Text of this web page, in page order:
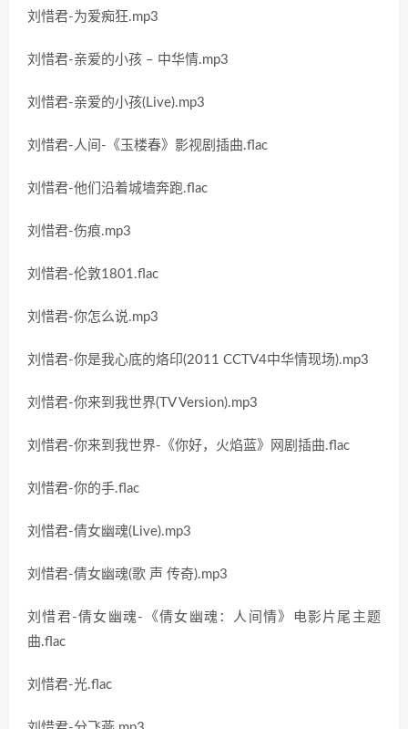
刘惜君-为爱痴狂.mp3
刘惜君-亲爱的小孩 – 中华情.mp3
刘惜君-亲爱的小孩(Live).mp3
刘惜君-人间-《玉楼春》影视剧插曲.flac
刘惜君-他们沿着城墙奔跑.flac
刘惜君-伤痕.mp3
刘惜君-伦敦1801.flac
刘惜君-你怎么说.mp3
刘惜君-你是我心底的烙印(2011 CCTV4中华情现场).mp3
刘惜君-你来到我世界(TV Version).mp3
刘惜君-你来到我世界-《你好，火焰蓝》网剧插曲.flac
刘惜君-你的手.flac
刘惜君-倩女幽魂(Live).mp3
刘惜君-倩女幽魂(歌 声 传奇).mp3
刘惜君-倩女幽魂-《倩女幽魂：人间情》电影片尾主题
曲.flac
刘惜君-光.flac